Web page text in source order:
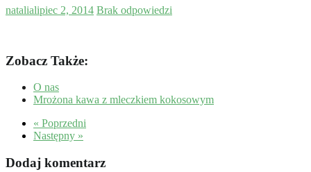
natalialipiec 2, 2014 Brak odpowiedzi
Zobacz Także:
O nas
Mrożona kawa z mleczkiem kokosowym
« Poprzedni
Następny »
Dodaj komentarz